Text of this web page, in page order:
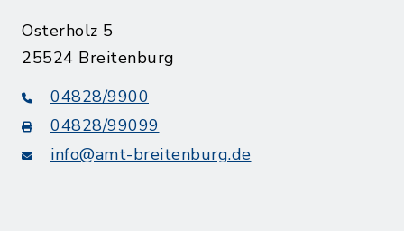
Osterholz 5
25524 Breitenburg
04828/9900
04828/99099
info@amt-breitenburg.de